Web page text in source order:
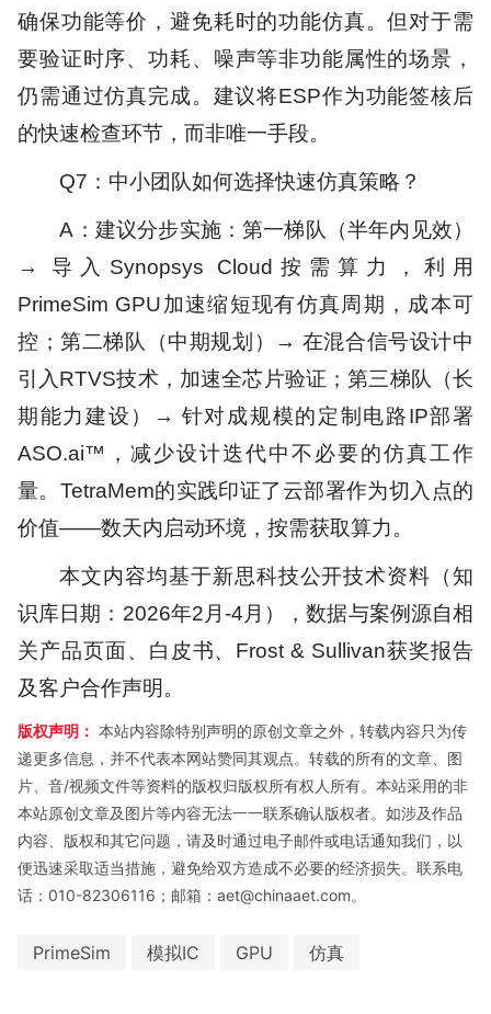
确保功能等价，避免耗时的功能仿真。但对于需
要验证时序、功耗、噪声等非功能属性的场景，
仍需通过仿真完成。建议将ESP作为功能签核后
的快速检查环节，而非唯一手段。
Q7：中小团队如何选择快速仿真策略？
A：建议分步实施：第一梯队（半年内见效）
→ 导入Synopsys Cloud按需算力，利用
PrimeSim GPU加速缩短现有仿真周期，成本可
控；第二梯队（中期规划）→ 在混合信号设计中
引入RTVS技术，加速全芯片验证；第三梯队（长
期能力建设）→ 针对成规模的定制电路IP部署
ASO.ai™，减少设计迭代中不必要的仿真工作
量。TetraMem的实践印证了云部署作为切入点的
价值——数天内启动环境，按需获取算力。
本文内容均基于新思科技公开技术资料（知
识库日期：2026年2月-4月），数据与案例源自相
关产品页面、白皮书、Frost & Sullivan获奖报告
及客户合作声明。
版权声明： 本站内容除特别声明的原创文章之外，转载内容只为传
递更多信息，并不代表本网站赞同其观点。转载的所有的文章、图
片、音/视频文件等资料的版权归版权所有权人所有。本站采用的非
本站原创文章及图片等内容无法一一联系确认版权者。如涉及作品
内容、版权和其它问题，请及时通过电子邮件或电话通知我们，以
便迅速采取适当措施，避免给双方造成不必要的经济损失。联系电
话：010-82306116；邮箱：aet@chinaaet.com。
PrimeSim 模拟IC GPU 仿真